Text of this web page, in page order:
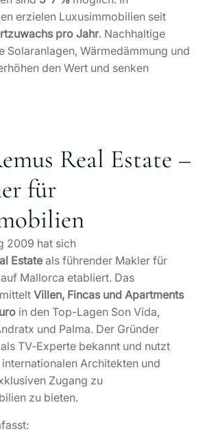
erzielen Luxusimmobilien seit
pro Jahr. Nachhaltige
Solaranlagen, Wärmedämmung und
den Wert und senken
Real Estate –
für
2009 hat sich
Estate als führender Makler für
Mallorca etabliert. Das
Villen, Fincas und Apartments
in den Top-Lagen Son Vida,
und Palma. Der Gründer
TV‑Experte bekannt und nutzt
Architekten und
Zugang zu
zu bieten.